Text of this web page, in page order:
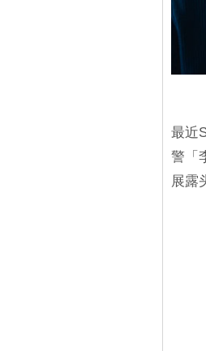
最近
警「
展露